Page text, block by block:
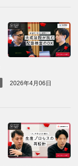
2026年4月06日